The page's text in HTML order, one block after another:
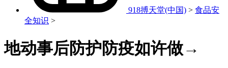
918搏天堂(中国) > 食品安
全知识 >
地动事后防护防疫如许做→